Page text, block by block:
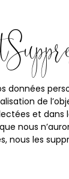
données
de
et dans
nous
nous les